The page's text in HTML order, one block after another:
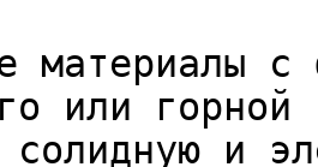
материалы
или
солидную и